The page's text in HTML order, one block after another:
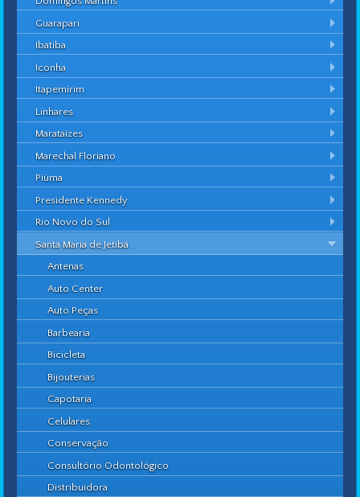
Guarapari
Ibatiba
Iconha
Itapemirim
Linhares
Marataízes
Marechal Floriano
Piúma
Presidente Kennedy
Rio Novo do Sul
Santa Maria de Jetibá
Antenas
Auto Center
Auto Peças
Barbearia
Bicicleta
Bijouterias
Capotaria
Celulares
Conservação
Consultório Odontológico
Distribuidora